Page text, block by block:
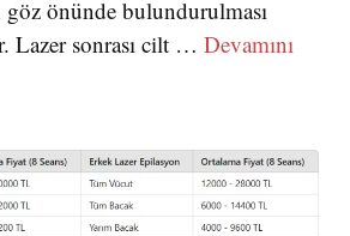
önünde bulundurulması
Lazer sonrası cilt … Devamını